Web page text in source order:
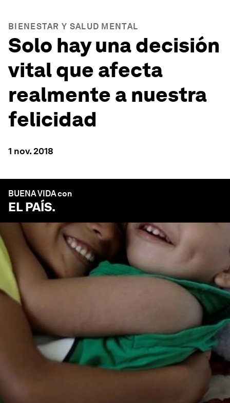
BIENESTAR Y SALUD MENTAL
Solo hay una decisión
vital que afecta
realmente a nuestra
felicidad
1 nov. 2018
BUENA VIDA con
EL PAÍS.